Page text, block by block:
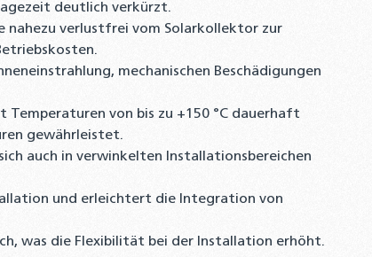
deutlich verkürzt.
nahezu verlustfrei vom Solarkollektor zur
mechanischen Beschädigungen
von bis zu +150 °C dauerhaft
gewährleistet.
auch in verwinkelten Installationsbereichen
und erleichtert die Integration von
was die Flexibilität bei der Installation erhöht.